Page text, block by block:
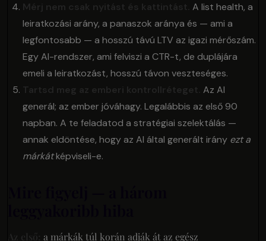
Mérj nem csak nyitást és kattintást.
A list health, a
leiratkozási arány, a panaszok aránya és — ami a
legfontosabb — a hosszú távú LTV az igazi mérőszám.
Egy AI-rendszer, ami felviszi a CTR-t, de duplájára
emeli a leiratkozást, hosszú távon veszteséges.
Tartsd meg az emberi kontrollréteget.
Az AI
generál; az ember jóváhagy. Legalábbis az első 90
napban. A te feladatod a stratégiai szelektálás —
annak eldöntése, hogy az AI által generált irány ezt a
márkátképviseli-e.
Az első: a márkák túl korán adják át az egész